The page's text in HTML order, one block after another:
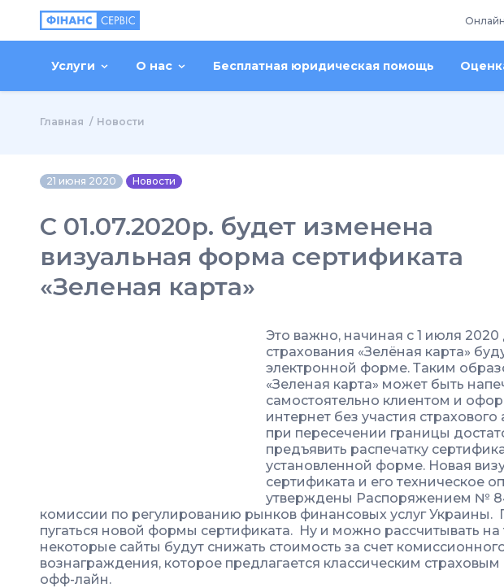
Услуги О нас Бесплатная юридическая помощь
Главная Новости
21 июня 2020 Новости
С 01.07.2020р. будет изменена
визуальная форма сертификата
«Зеленая карта»
Это важно, начиная с 1 июля 2020
страхования «Зелёная карта»
электронной форме. Таким
«Зеленая карта» может быть
самостоятельно клиентом и
интернет без участия страхового
при пересечении границы
предъявить распечатку
установленной форме. Новая
сертификата и его техническое
утверждены Распоряжением №
комиссии по регулированию рынков финансовых услуг Украины.
пугаться новой формы сертификата. Ну и можно рассчитывать на
некоторые сайты будут снижать стоимость за счет
вознаграждения, которое предлагается классическим
офф-лайн.